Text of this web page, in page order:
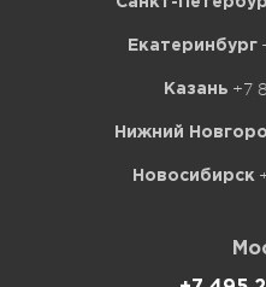
Екатеринбург
Казань +7
Нижний
Новосибирск